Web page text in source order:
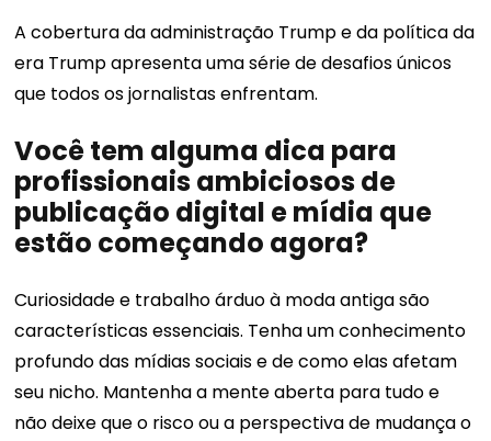
A cobertura da administração Trump e da política da
era Trump apresenta uma série de desafios únicos
que todos os jornalistas enfrentam.
Você tem alguma dica para
profissionais ambiciosos de
publicação digital e mídia que
estão começando agora?
Curiosidade e trabalho árduo à moda antiga são
características essenciais. Tenha um conhecimento
profundo das mídias sociais e de como elas afetam
seu nicho. Mantenha a mente aberta para tudo e
não deixe que o risco ou a perspectiva de mudança o